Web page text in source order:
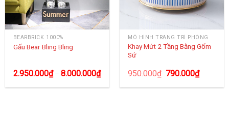
BEARBRICK 1000%
Gấu Bear Bling Bling
2.950.000₫– 8.000.000₫
MÔ HÌNH TRANG TRÍ PHÒNG
Khay Mứt 2 Tầng Bằng Gốm
Sứ
950.000₫ 790.000₫